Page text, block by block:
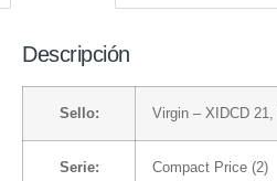
Descripción
Sello: Virgin – XIDCD 21,
Serie: Compact Price (2)